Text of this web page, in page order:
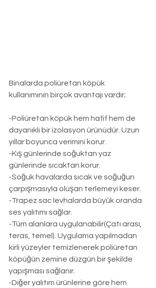
Binalarda poliüretan köpük
kullanımının birçok avantajı vardır;
-Poliüretan köpük hem hafif hem de
dayanıklı bir izolasyon ürünüdür. Uzun
yıllar boyunca verimini korur.
-Kış günlerinde soğuktan yaz
günlerinde sıcaktan korur.
-Soğuk havalarda sıcak ve soğuğun
çarpışmasıyla oluşan terlemeyi keser.
-Trapez sac levhalarda büyük oranda
ses yalıtımı sağlar.
-Tüm alanlara uygulanabilir(Çatı arası,
teras, temel). Uygulama yapılmadan
kirli yüzeyler temizlenerek poliüretan
köpüğün zemine düzgün bir şekilde
yapışması sağlanır.
-Diğer yalıtım ürünlerine göre hem